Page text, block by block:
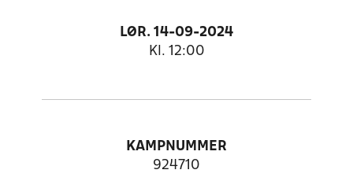
LØR. 14-09-2024
Kl. 12:00
KAMPNUMMER
924710